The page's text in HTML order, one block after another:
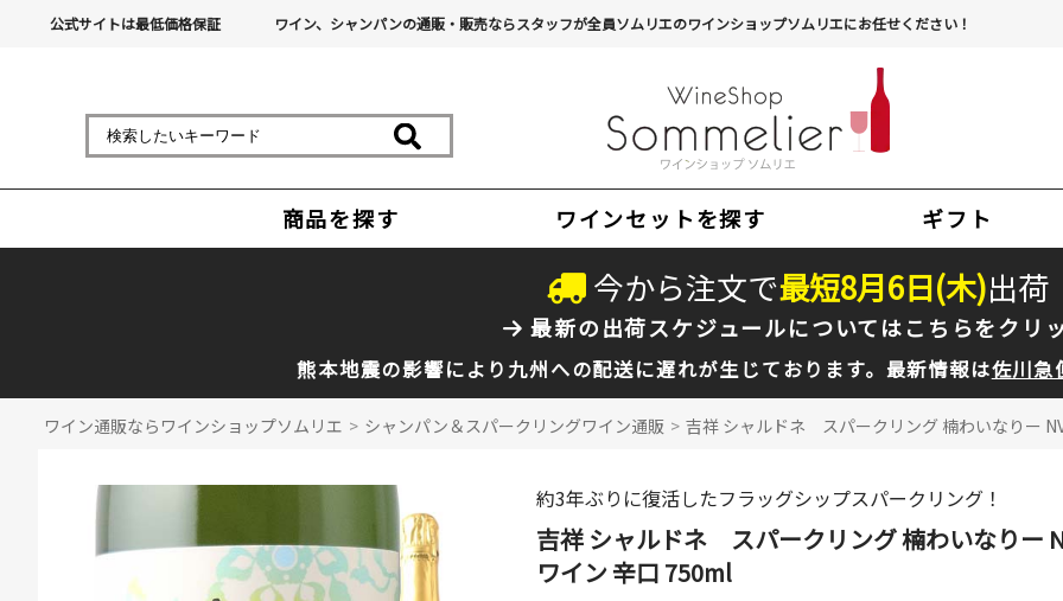
公式サイトは最低価格保証 ワイン、シャンパンの通販・販売ならスタッフが全員ソムリエのワインショップソムリエにお任せください！
商品を探す ワインセットを探す ギフト
今から注文で最短8月6日(木)出荷
最新の出荷スケジュールについてはこちらをクリ
熊本地震の影響により九州への配送に遅れが生じております。最新情報は佐川急
ワイン通販ならワインショップソムリエ > シャンパン＆スパークリングワイン通販 > 吉祥 シャルドネ スパークリング 楠わいなりー
約3年ぶりに復活したフラッグシップスパークリング！
吉祥 シャルドネ スパークリング 楠わいなりー
ワイン 辛口 750ml